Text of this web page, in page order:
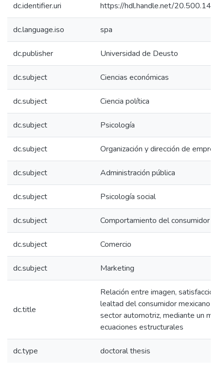
dc.identifier.uri https://hdl.handle.net/
dc.language.iso spa
dc.publisher Universidad de Deusto
dc.subject Ciencias económicas
dc.subject Ciencia política
dc.subject Psicología
dc.subject Organización y dirección de
dc.subject Administración pública
dc.subject Psicología social
dc.subject Comportamiento del consumidor
dc.subject Comercio
dc.subject Marketing
dc.title
Relación entre imagen,
lealtad del consumidor mexicano
sector automotriz, mediante un
ecuaciones estructurales
dc.type doctoral thesis